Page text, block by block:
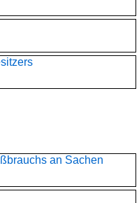
an Sachen